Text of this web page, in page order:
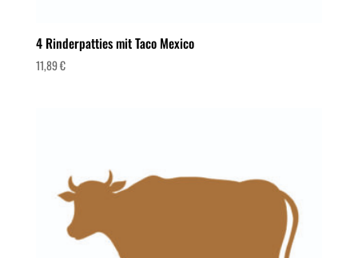
4 Rinderpatties mit Taco Mexico
11,89€